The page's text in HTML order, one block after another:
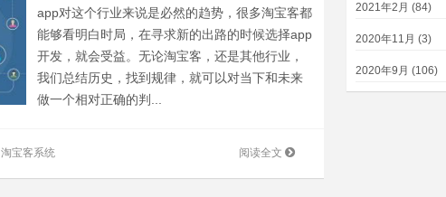
app对这个行业来说是必然的趋势，很多淘宝客都
能够看明白时局，在寻求新的出路的时候选择app
开发，就会受益。无论淘宝客，还是其他行业，
我们总结历史，找到规律，就可以对当下和未来
做一个相对正确的判...
阅读全文
淘宝客系统
2021年2月 (84)
2020年11月 (3)
2020年9月 (106)